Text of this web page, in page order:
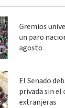
Gremios
un paro
agosto
El Senado
privada sin
extranjeras